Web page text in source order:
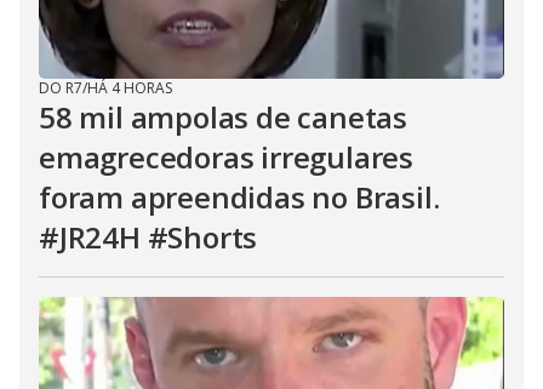
DO R7/HÁ 4 HORAS
58 mil ampolas de canetas
emagrecedoras irregulares
foram apreendidas no Brasil.
#JR24H #Shorts